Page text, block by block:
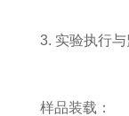
3. 实验执行与
样品装载：